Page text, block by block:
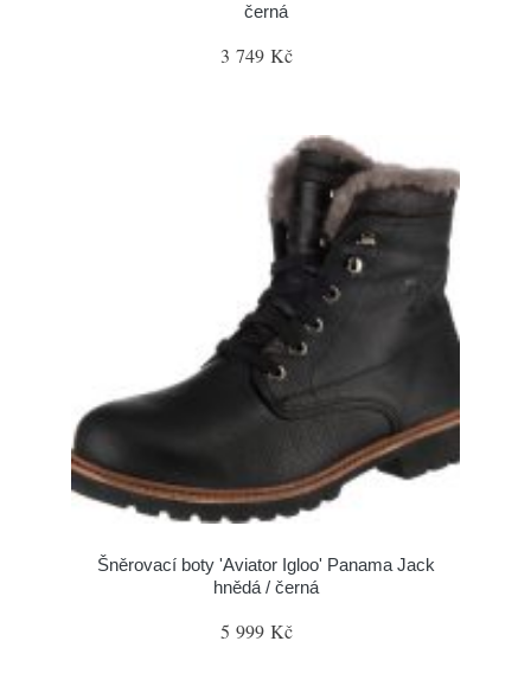
černá
3 749 Kč
Šněrovací boty 'Aviator Igloo' Panama Jack
hnědá / černá
5 999 Kč